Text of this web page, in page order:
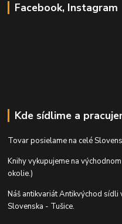
Facebook, Instagram
Kde sídlime a
Tovar posielame na celé
Knihy vykupujeme na
okolie.)
Náš antikvariát Antikvýchod sídli
Slovenska - Tušice.